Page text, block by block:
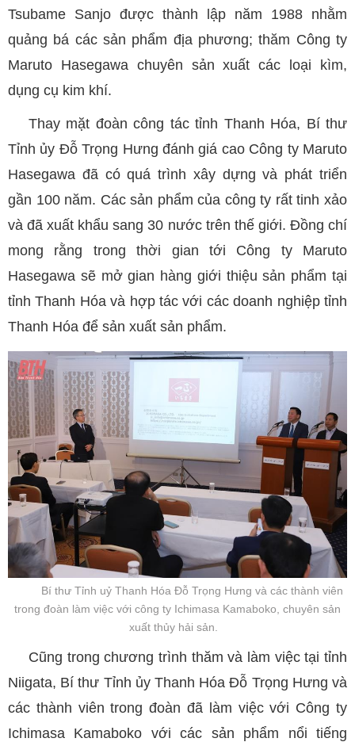
Tsubame Sanjo được thành lập năm 1988 nhằm
quảng bá các sản phẩm địa phương; thăm Công ty
Maruto Hasegawa chuyên sản xuất các loại kìm,
dụng cụ kim khí.
Thay mặt đoàn công tác tỉnh Thanh Hóa, Bí thư
Tỉnh ủy Đỗ Trọng Hưng đánh giá cao Công ty Maruto
Hasegawa đã có quá trình xây dựng và phát triển
gần 100 năm. Các sản phẩm của công ty rất tinh xảo
và đã xuất khẩu sang 30 nước trên thế giới. Đồng chí
mong rằng trong thời gian tới Công ty Maruto
Hasegawa sẽ mở gian hàng giới thiệu sản phẩm tại
tỉnh Thanh Hóa và hợp tác với các doanh nghiệp tỉnh
Thanh Hóa để sản xuất sản phẩm.
Bí thư Tỉnh uỷ Thanh Hóa Đỗ Trọng Hưng và các thành viên
trong đoàn làm việc với công ty Ichimasa Kamaboko, chuyên sản
xuất thủy hải sản.
Cũng trong chương trình thăm và làm việc tại tỉnh
Niigata, Bí thư Tỉnh ủy Thanh Hóa Đỗ Trọng Hưng và
các thành viên trong đoàn đã làm việc với Công ty
Ichimasa Kamaboko với các sản phẩm nổi tiếng